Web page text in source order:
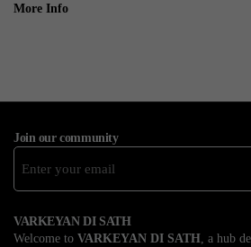
More Info
Join our community
VARKEYAN DI SATH
Welcome to VARKEYAN DI SATH , a hub